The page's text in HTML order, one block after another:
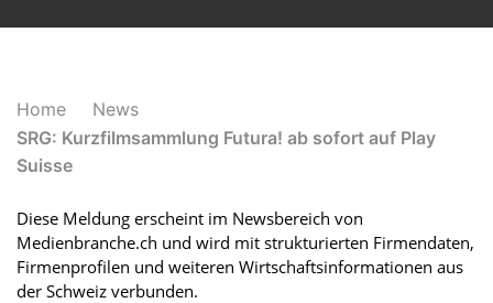
Home
News
SRG: Kurzfilmsammlung Futura! ab sofort auf Play
Suisse
Diese Meldung erscheint im Newsbereich von
Medienbranche.ch und wird mit strukturierten Firmendaten,
Firmenprofilen und weiteren Wirtschaftsinformationen aus
der Schweiz verbunden.